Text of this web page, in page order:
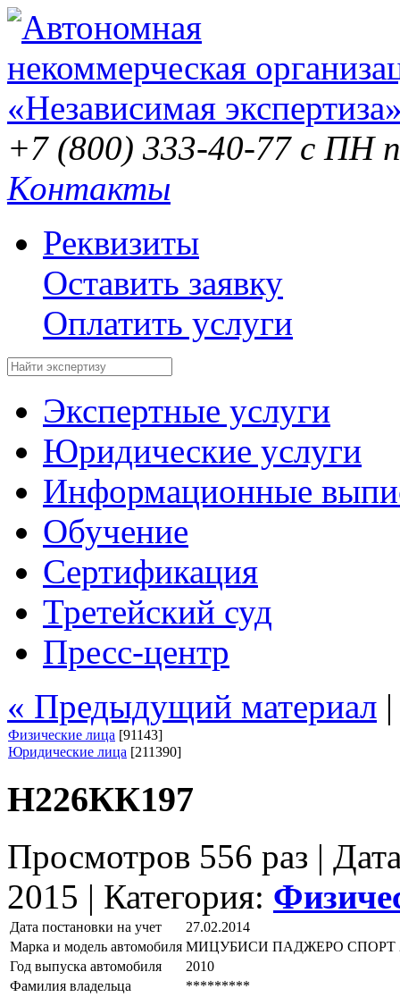
+7 (800) 333-40-77 с ПН
Контакты
Реквизиты
Оставить заявку
Оплатить услуги
Экспертные услуги
Юридические услуги
Информационные
Обучение
Сертификация
Третейский суд
Пресс-центр
« Предыдущий материал
Физические лица [91143]
Юридические лица [211390]
Н226КК197
Просмотров 556 раз |
2015 | Категория:
Дата постановки на учет
27.02.2014
Марка и модель автомобиля МИЦУБИСИ ПАДЖЕРО СПОРТ
Год выпуска автомобиля
2010
Фамилия владельца
*********